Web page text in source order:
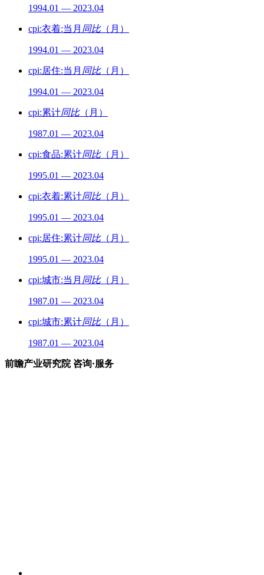
1994.01 — 2023.04
cpi:衣着:当月 同比（月）
1994.01 — 2023.04
cpi:居住:当月 同比（月）
1994.01 — 2023.04
cpi:累计同比（月）
1987.01 — 2023.04
cpi:食品:累计同比（月）
1995.01 — 2023.04
cpi:衣着:累计同比（月）
1995.01 — 2023.04
cpi:居住:累计同比（月）
1995.01 — 2023.04
cpi:城市:当月 同比（月）
1987.01 — 2023.04
cpi:城市:累计同比（月）
1987.01 — 2023.04
前瞻产业研究院 咨询·服务